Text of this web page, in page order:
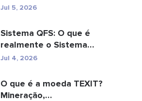
lo.
Jul 5, 2026
Sistema QFS: O que é
realmente o Sistema
Financeiro Quântico (20...
Jul 4, 2026
O que é a moeda TEXIT?
Mineração,